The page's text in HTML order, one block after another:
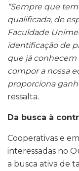
“Sempre que
qualificada, de
Faculdade
identificação de
que já conhecem
compor a nossa
proporciona
ressalta.
Da busca à
Cooperativas e
interessadas no
a busca ativa de